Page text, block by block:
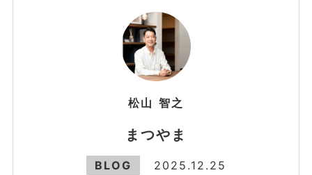
松山 智之
まつやま
BLOG 2025.12.25